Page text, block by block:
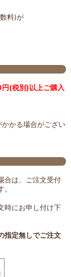
料)が
(税別)以上ご購入
かる場合がござい
合は、ご注文受付
時にお申し付け下
指定無しでご注文